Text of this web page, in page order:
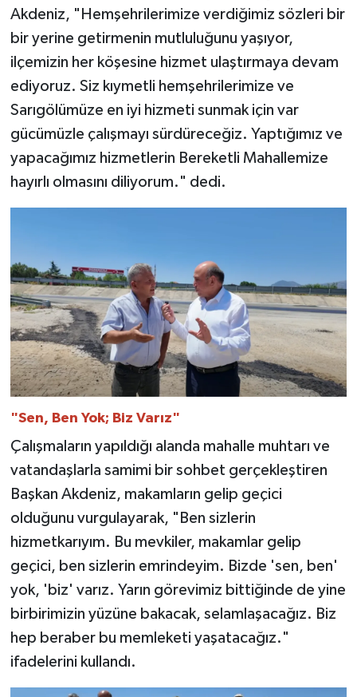
Akdeniz, "Hemşehrilerimize verdiğimiz sözleri bir
bir yerine getirmenin mutluluğunu yaşıyor,
ilçemizin her köşesine hizmet ulaştırmaya devam
ediyoruz. Siz kıymetli hemşehrilerimize ve
Sarıgölümüze en iyi hizmeti sunmak için var
gücümüzle çalışmayı sürdüreceğiz. Yaptığımız ve
yapacağımız hizmetlerin Bereketli Mahallemize
hayırlı olmasını diliyorum." dedi.
"Sen, Ben Yok; Biz Varız"
Çalışmaların yapıldığı alanda mahalle muhtarı ve
vatandaşlarla samimi bir sohbet gerçekleştiren
Başkan Akdeniz, makamların gelip geçici
olduğunu vurgulayarak, "Ben sizlerin
hizmetkarıyım. Bu mevkiler, makamlar gelip
geçici, ben sizlerin emrindeyim. Bizde 'sen, ben'
yok, 'biz' varız. Yarın görevimiz bittiğinde de yine
birbirimizin yüzüne bakacak, selamlaşacağız. Biz
hep beraber bu memleketi yaşatacağız."
ifadelerini kullandı.